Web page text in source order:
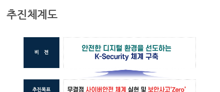
추진체계도